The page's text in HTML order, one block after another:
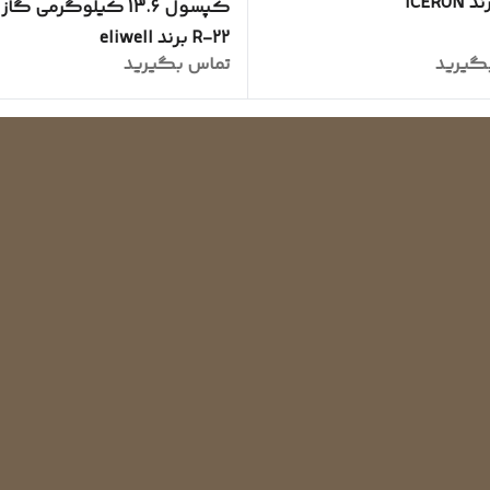
کپسول 13.6 کیلوگرمی
R-22 برند eliwell
تماس بگیرید